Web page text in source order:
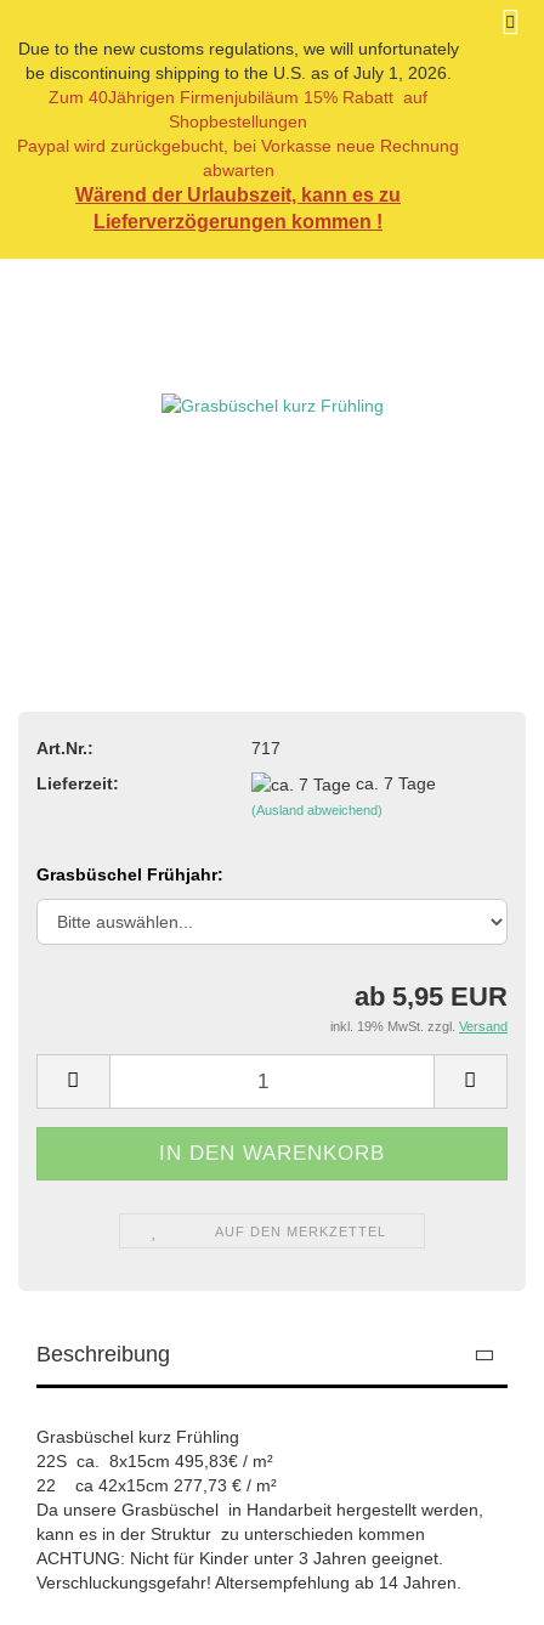
Due to the new customs regulations, we will unfortunately
be discontinuing shipping to the U.S. as of July 1, 2026.
Zum 40Jährigen Firmenjubiläum 15% Rabatt auf
Shopbestellungen
Paypal wird zurückgebucht, bei Vorkasse neue Rechnung
abwarten
Wärend der Urlaubszeit, kann es zu
Lieferverzögerungen kommen !
« Erster « zurück weiter »
Letzter »
Artikel in dieser Kategorie
Grasbüschel kurz Frühling
Art.Nr.:
717
Lieferzeit:
ca. 7 Tage
(Ausland abweichend)
Grasbüschel Frühjahr:
ab 5,95 EUR
inkl. 19% MwSt. zzgl. Versand
AUF DEN MERKZETTEL
Beschreibung
Grasbüschel kurz Frühling
22S ca. 8x15cm 495,83€ / m²
​22 ca 42x15cm 277,73 € / m²
Da unsere Grasbüschel in Handarbeit hergestellt werden,
kann es in der Struktur zu unterschieden kommen
ACHTUNG: Nicht für Kinder unter 3 Jahren geeignet.
Verschluckungsgefahr! Altersempfehlung ab 14 Jahren.